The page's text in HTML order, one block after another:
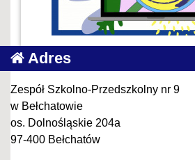
Adres
Zespół Szkolno-Przedszkolny nr 9
w Bełchatowie
os. Dolnośląskie 204a
97-400 Bełchatów